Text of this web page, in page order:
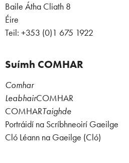
Baile Átha Cliath 8
Éire
Teil: +353 (0)1 675 1922
Suímh COMHAR
Comhar
LeabhairCOMHAR
COMHARTaighde
Portráidí na Scríbhneoirí Gaeilge
Cló Léann na Gaeilge (Cló)